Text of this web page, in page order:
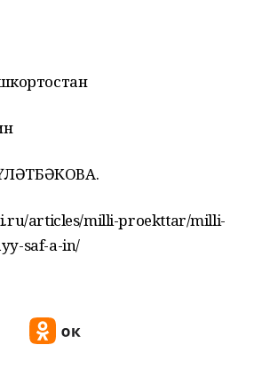
articles/milli-proekttar/milli-
saf-a-in/